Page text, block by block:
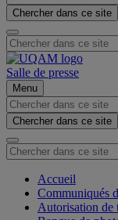
Chercher dans ce site
Salle de presse
Menu
Chercher dans ce site
Accueil
Communiqués
Autorisation de